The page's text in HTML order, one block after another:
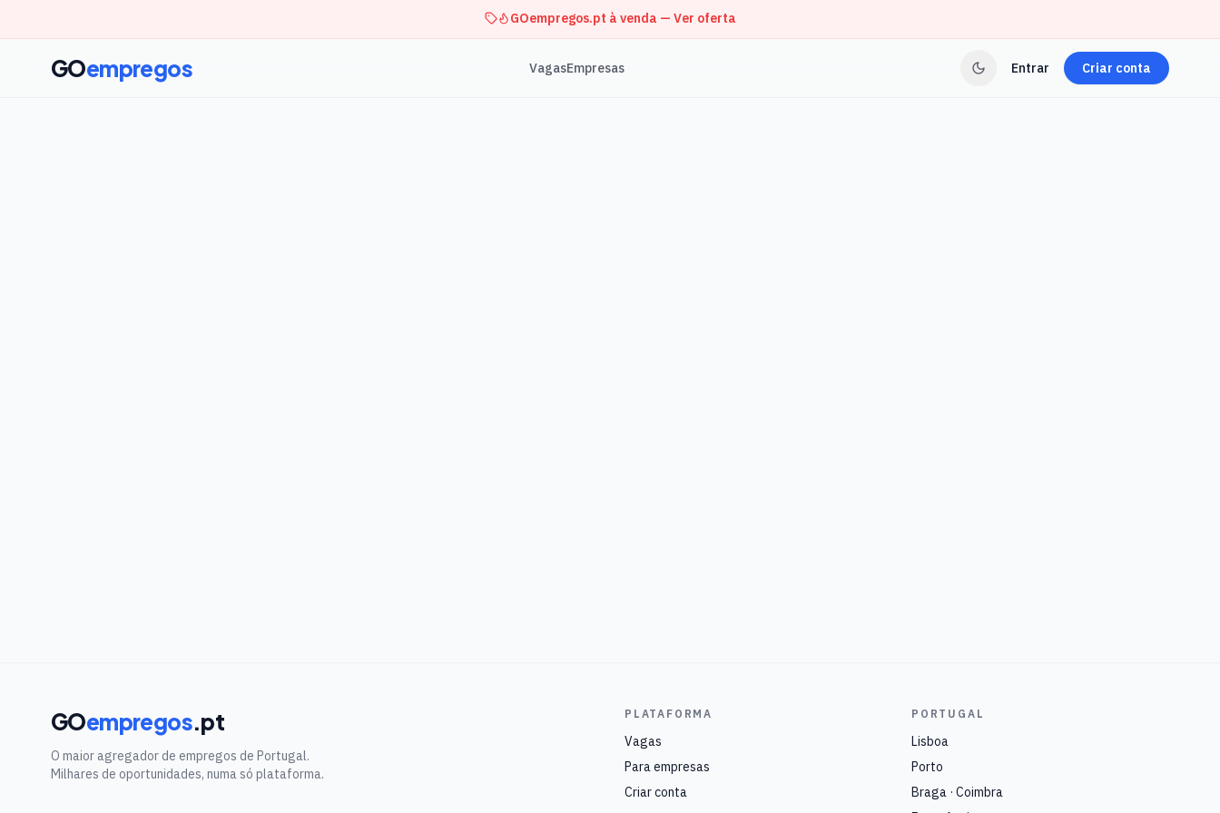
GOempregos.pt à venda — Ver oferta
GOempregos VagasEmpresas Entrar Criar conta
GOempregos.pt
O maior agregador de empregos de Portugal.
Milhares de oportunidades, numa só plataforma.
PLATAFORMA
Vagas
Para empresas
Criar conta
PORTUGAL
Lisboa
Porto
Braga · Coimbra